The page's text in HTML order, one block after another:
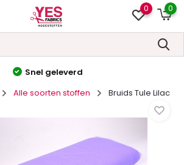
0 0
Hoge kwaliteit&Lage prijzen
Alle soorten stoffen Bruids Tule Lilac